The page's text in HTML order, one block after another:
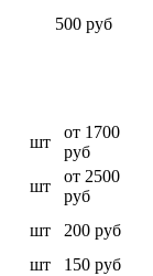
500 руб
шт
от 1700
руб
шт
от 2500
руб
шт
200 руб
шт
150 руб